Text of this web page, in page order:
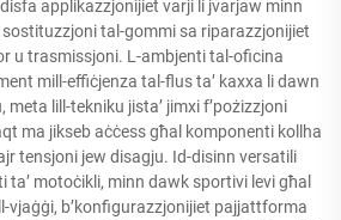
applikazzjonijiet varji li jvarjaw minn
tal-gommi sa riparazzjonijiet
u trasmissjoni. L-ambjenti tal-oficina
mill-effiċjenza tal-flus ta’ kaxxa li dawn
meta lill-tekniku jista’ jimxi f’pożizzjoni
ma jikseb aċċess għal komponenti kollha
tensjoni jew disagju. Id-disinn versatili
motoċikli, minn dawk sportivi levi għal
vjaġġi, b’konfigurazzjonijiet pajjattforma